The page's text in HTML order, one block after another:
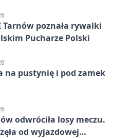
Tarnów poznała rywalki
Pucharze Polski
na pustynię i pod zamek
odwróciła losy meczu.
od wyjazdowej